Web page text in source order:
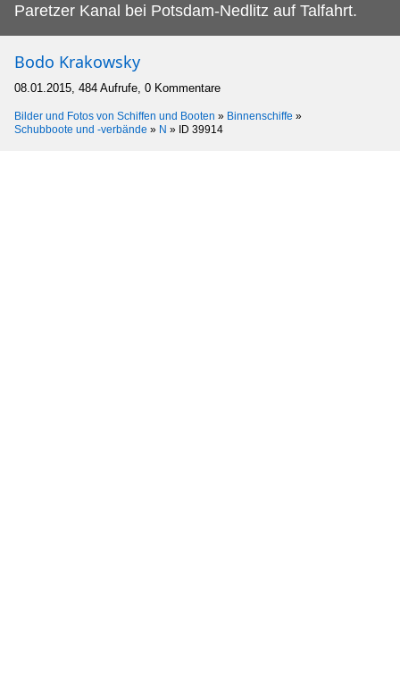
Paretzer Kanal bei Potsdam-Nedlitz auf Talfahrt.
Bodo Krakowsky
08.01.2015, 484 Aufrufe, 0 Kommentare
Bilder und Fotos von Schiffen und Booten » Binnenschiffe »
Schubboote und -verbände » N » ID 39914